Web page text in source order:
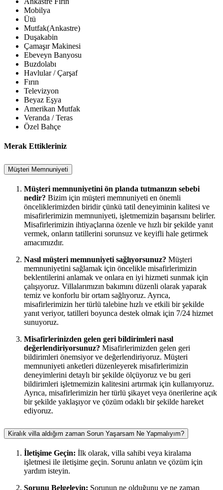
Mobilya
Ütü
Mutfak(Ankastre)
Duşakabin
Çamaşır Makinesi
Ebeveyn Banyosu
Buzdolabı
Havlular / Çarşaf
Fırın
Televizyon
Beyaz Eşya
Amerikan Mutfak
Veranda / Teras
Özel Bahçe
Merak Ettikleriniz
Müşteri Memnuniyeti
Müşteri memnuniyetini ön planda tutmanızın sebebi
nedir? Bizim için müşteri memnuniyeti en önemli
önceliklerimizden biridir çünkü tatil deneyiminin kalitesi ve
misafirlerimizin memnuniyeti, işletmemizin başarısını belirler.
Misafirlerimizin ihtiyaçlarına özenle ve hızlı bir şekilde yanıt
vermek, onların tatillerini sorunsuz ve keyifli hale getirmek
amacımızdır.
Nasıl müşteri memnuniyeti sağlıyorsunuz? Müşteri
memnuniyetini sağlamak için öncelikle misafirlerimizin
beklentilerini anlamak ve onlara en iyi hizmeti sunmak için
çalışıyoruz. Villalarımızın bakımını düzenli olarak yaparak
temiz ve konforlu bir ortam sağlıyoruz. Ayrıca,
misafirlerimizin her türlü talebine hızlı ve etkili bir şekilde
yanıt veriyor, tatilleri boyunca destek olmak için 7/24 hizmet
sunuyoruz.
Misafirlerinizden gelen geri bildirimleri nasıl
değerlendiriyorsunuz? Misafirlerimizden gelen geri
bildirimleri önemsiyor ve değerlendiriyoruz. Müşteri
memnuniyeti anketleri düzenleyerek misafirlerimizin
deneyimlerini detaylı bir şekilde ölçüyoruz ve bu geri
bildirimleri işletmemizin kalitesini artırmak için kullanıyoruz.
Ayrıca, misafirlerimizin her türlü şikayet veya önerilerine açık
bir şekilde yaklaşıyor ve çözüm odaklı bir şekilde hareket
ediyoruz.
Kiralık villa aldığım zaman Sorun Yaşarsam Ne Yapmalıyım?
İletişime Geçin: İlk olarak, villa sahibi veya kiralama
işletmesi ile iletişime geçin. Sorunu anlatın ve çözüm için
yardım isteyin.
Sorunu Belgeleyin: Sorunun ne olduğunu ve ne zaman